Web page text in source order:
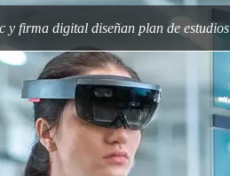
y firma digital diseñan plan de estudios